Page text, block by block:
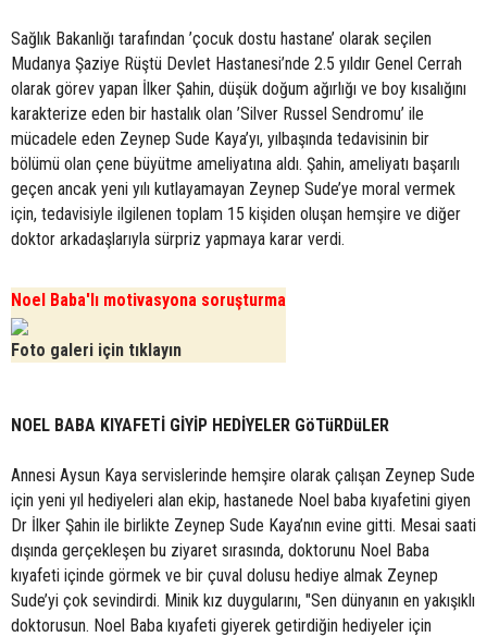
Sağlık Bakanlığı tarafından ’çocuk dostu hastane’ olarak seçilen
Mudanya Şaziye Rüştü Devlet Hastanesi’nde 2.5 yıldır Genel Cerrah
olarak görev yapan İlker Şahin, düşük doğum ağırlığı ve boy kısalığını
karakterize eden bir hastalık olan ’Silver Russel Sendromu’ ile
mücadele eden Zeynep Sude Kaya’yı, yılbaşında tedavisinin bir
bölümü olan çene büyütme ameliyatına aldı. Şahin, ameliyatı başarılı
geçen ancak yeni yılı kutlayamayan Zeynep Sude’ye moral vermek
için, tedavisiyle ilgilenen toplam 15 kişiden oluşan hemşire ve diğer
doktor arkadaşlarıyla sürpriz yapmaya karar verdi.
Noel Baba'lı motivasyona soruşturma
Foto galeri için tıklayın
NOEL BABA KIYAFETİ GİYİP HEDİYELER GöTüRDüLER
Annesi Aysun Kaya servislerinde hemşire olarak çalışan Zeynep Sude
için yeni yıl hediyeleri alan ekip, hastanede Noel baba kıyafetini giyen
Dr İlker Şahin ile birlikte Zeynep Sude Kaya’nın evine gitti. Mesai saati
dışında gerçekleşen bu ziyaret sırasında, doktorunu Noel Baba
kıyafeti içinde görmek ve bir çuval dolusu hediye almak Zeynep
Sude’yi çok sevindirdi. Minik kız duygularını, "Sen dünyanın en yakışıklı
doktorusun. Noel Baba kıyafeti giyerek getirdiğin hediyeler için